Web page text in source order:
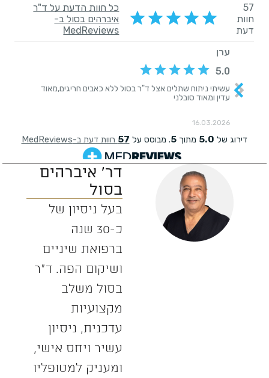
דר' איברהים
בסול
בעל ניסיון של
כ-30 שנה
ברפואת שיניים
ושיקום הפה. ד”ר
בסול משלב
מקצועיות
עדכנית, ניסיון
עשיר ויחס אישי,
ומעניק למטופליו